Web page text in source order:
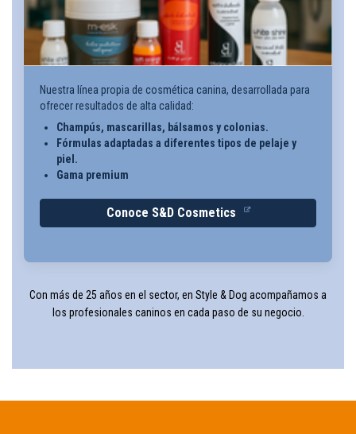
Nuestra línea propia de cosmética canina, desarrollada para
ofrecer resultados de alta calidad:
Champús, mascarillas, bálsamos y colonias.
Fórmulas adaptadas a diferentes tipos de pelaje y
piel.
Gama premium
Conoce S&D Cosmetics
Con más de 25 años en el sector, en Style & Dog acompañamos a
los profesionales caninos en cada paso de su negocio.